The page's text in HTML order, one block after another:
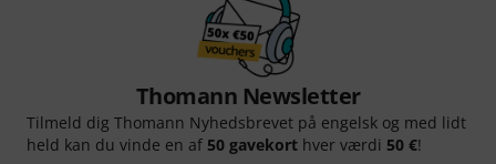
Thomann Newsletter
Tilmeld dig Thomann Nyhedsbrevet på engelsk og med lidt
held kan du vinde en af 50 gavekort hver værdi 50 €!